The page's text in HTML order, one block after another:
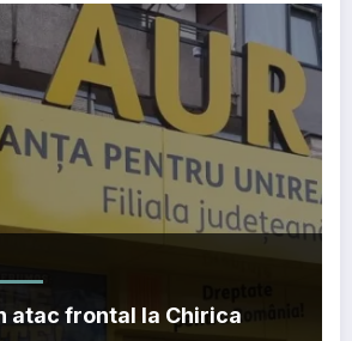
atac frontal la Chirica